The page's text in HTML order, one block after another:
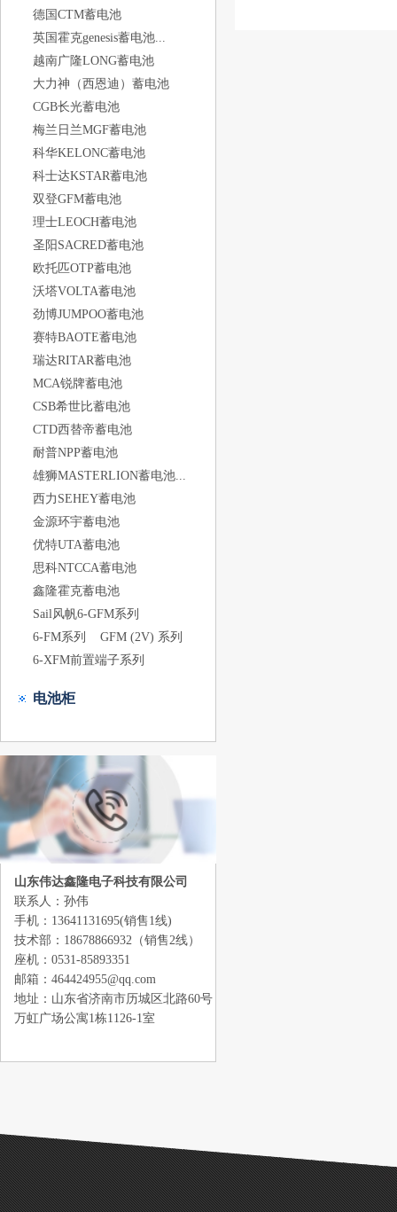
德国CTM蓄电池
英国霍克genesis蓄电池...
越南广隆LONG蓄电池
大力神（西恩迪）蓄电池
CGB长光蓄电池
梅兰日兰MGF蓄电池
科华KELONC蓄电池
科士达KSTAR蓄电池
双登GFM蓄电池
理士LEOCH蓄电池
圣阳SACRED蓄电池
欧托匹OTP蓄电池
沃塔VOLTA蓄电池
劲博JUMPOO蓄电池
赛特BAOTE蓄电池
瑞达RITAR蓄电池
MCA锐牌蓄电池
CSB希世比蓄电池
CTD西替帝蓄电池
耐普NPP蓄电池
雄狮MASTERLION蓄电池...
西力SEHEY蓄电池
金源环宇蓄电池
优特UTA蓄电池
思科NTCCA蓄电池
鑫隆霍克蓄电池
Sail风帆6-GFM系列
6-FM系列
GFM (2V) 系列
6-XFM前置端子系列
电池柜
山东伟达鑫隆电子科技有限公司
联系人：孙伟
手机：13641131695(销售1线)
技术部：18678866932（销售2线）
座机：0531-85893351
邮箱：464424955@qq.com
地址：山东省济南市历城区北路60号
万虹广场公寓1栋1126-1室